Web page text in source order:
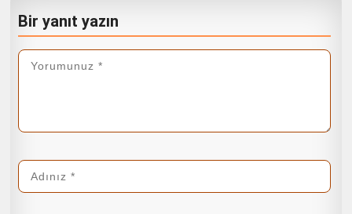
Bir yanıt yazın